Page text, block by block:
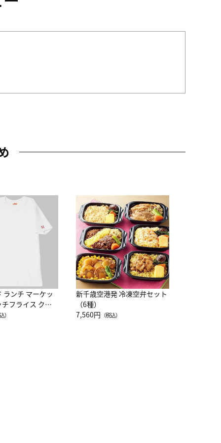
ランチ マーケッ
フライス クル
半袖Ｔシャツ
）
新千歳空港発 冷凍空弁セット
（6種）
7,560円 （税込）